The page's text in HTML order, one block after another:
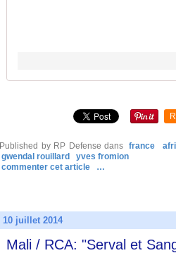
Published by RP Defense dans france
gwendal rouillard
yves fromion
commenter cet article
…
10 juillet 2014
Mali / RCA: "Serval et